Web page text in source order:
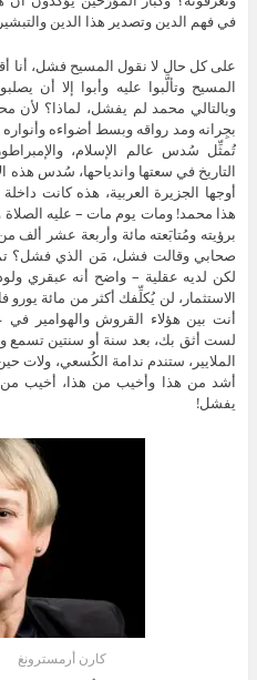
في فهم الدين وتصدير هذا الدين
على كل حال لا نقول المسيح فشل، أنا
المسيح وتألَّبوا عليه وأبوا إلا أن
وبالتالي محمد لم يفشل، لماذا؟
بجِرانه ومد رواقه وبسط أضواءه
تُمثِّل سُدس عالم الإسلام،
التاريخ في سعتها واندياحها، سُدس هذه
أوجها الجزيرة العربية، هذه كانت
هذا محمد! ومات يوم مات – عليه
برؤيته ومُتابَعته مائة وأربعة عشر ألف
صحابي وقالت فشل، مَن الذي فشل؟
لكن لديه عقلية – واضح أنه عبقري
الاستثمار، لن يُكلِّفك أكثر من مائة يورو
أنت بين هؤلاء القروش والهوامير في
لست أثق بك، بعد سنة أو سنتين تسمع
الملايير، ستندم ندامة الكُسعي،
أشد من هذا وأخيب من هذا، أخيب
يفشل!
كارن أرمسترونغ